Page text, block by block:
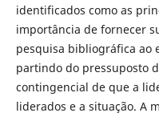
identificados como as
importância de fornecer
pesquisa bibliográfica ao
partindo do pressuposto
contingencial de que a
liderados e a situação. A